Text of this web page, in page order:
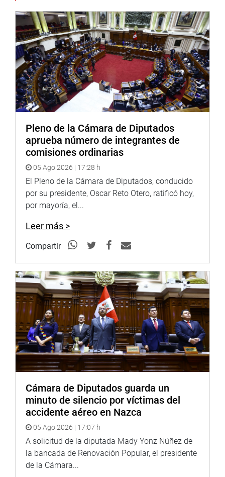
Pleno de la Cámara de Diputados
aprueba número de integrantes de
comisiones ordinarias
05 Ago 2026 | 17:28 h
El Pleno de la Cámara de Diputados, conducido
por su presidente, Oscar Reto Otero, ratificó hoy,
por mayoría, el...
Leer más >
Compartir
Cámara de Diputados guarda un
minuto de silencio por víctimas del
accidente aéreo en Nazca
05 Ago 2026 | 17:07 h
A solicitud de la diputada Mady Yonz Núñez de
la bancada de Renovación Popular, el presidente
de la Cámara...